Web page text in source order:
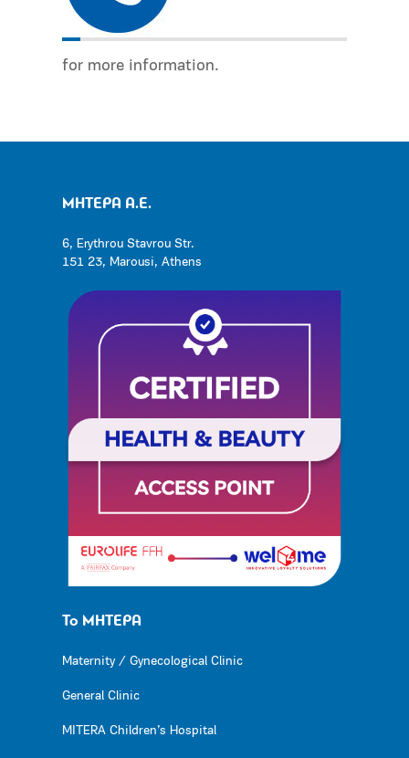
for more information.
ΜΗΤΕΡΑ Α.Ε.
6, Erythrou Stavrou Str.
151 23, Marousi, Athens
Το ΜΗΤΕΡΑ
Maternity / Gynecological Clinic
General Clinic
MITERA Children’s Hospital